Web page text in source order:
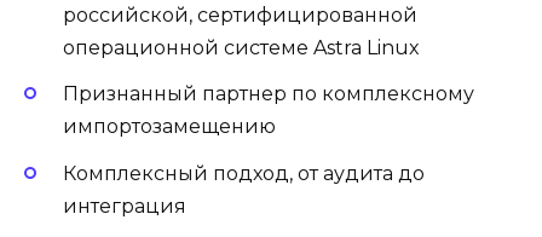
российской, сертифицированной
операционной системе Astra Linux
Признанный партнер по комплексному
импортозамещению
Комплексный подход, от аудита до
интеграция